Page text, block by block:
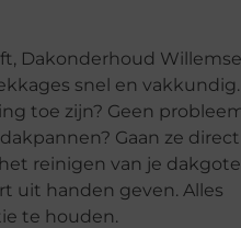
Dakonderhoud
snel en vakkundig.
toe zijn? Geen
Gaan ze direct
reinigen van je
uit handen geven. Alles
te houden.